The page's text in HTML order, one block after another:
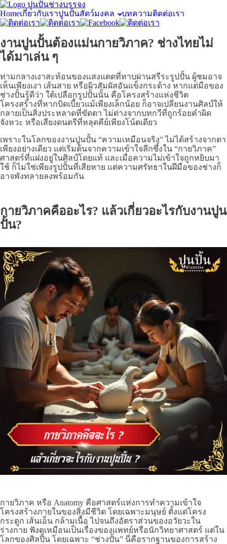
Homeเกี่ยวกับเราปูนปั้นสัตว์มงคล บทความติดต่อเรา
งานปูนปั้นต้องแม่นกายวิภาค? ช่างไทยไม่
ได้มาเล่น ๆ
ท่ามกลางเงาสะท้อนของแสงแดดที่ทาบผ่านสรีระรูปปั้น ผู้ชมอาจ
เห็นเพียงเงา เส้นสาย หรือผิวสัมผัสอันแข็งกระด้าง หากแต่มือของ
ช่างปั้นรู้ดีว่า ใต้เปลือกรูปปั้นนั้น คือโครงสร้างแห่งชีวิต
โครงสร้างที่หากบิดเบี้ยวแม้เพียงเล็กน้อย ก็อาจเปลี่ยนงานศิลป์ให้
กลายเป็นสิ่งประหลาดที่ขัดตา ไม่ต่างจากบทกวีที่ถูกร้อยคำผิด
จังหวะ หรือเสียงดนตรีที่หลุดคีย์เพียงโน้ตเดียว
เพราะในโลกของงานปูนปั้น “ความเหมือนจริง” ไม่ได้สร้างจากตา
เพียงอย่างเดียว แต่เริ่มต้นจากความเข้าใจลึกซึ้งใน “กายวิภาค”
ศาสตร์ที่แฝงอยู่ในศิลป์โดยแท้ และเมื่อความไม่เข้าใจถูกหยิบมา
ใช้ ก็ไม่ใช่เพียงรูปปั้นที่เสียหาย แต่ความศรัทธาในฝีมือของช่างก็
อาจพังทลายลงพร้อมกัน
กายวิภาคคืออะไร? แล้วเกี่ยวอะไรกับงานปูน
ปั้น?
กายวิภาค หรือ Anatomy คือศาสตร์แห่งการทำความเข้าใจ
โครงสร้างภายในของสิ่งมีชีวิต โดยเฉพาะมนุษย์ ตั้งแต่โครง
กระดูก เส้นเอ็น กล้ามเนื้อ ไปจนถึงอัตราส่วนของอวัยวะใน
ร่างกาย ฟังดูเหมือนเป็นเรื่องของแพทย์หรือนักวิทยาศาสตร์ แต่ใน
โลกของศิลปิน โดยเฉพาะ “ช่างปั้น” นี่คือรากฐานของการสร้าง